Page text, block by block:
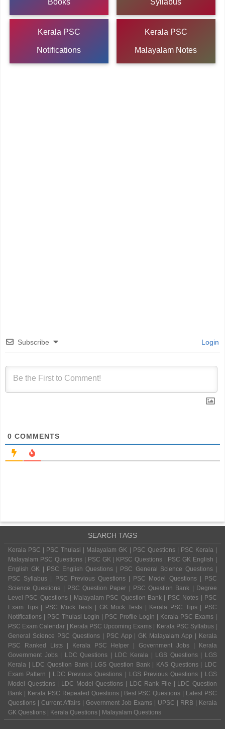
Kerala PSC
Notifications
Kerala PSC
Malayalam Notes
Subscribe Login
0 COMMENTS
SEARCH TAGS
Kerala PSC | PSC Thulasi | Malayalam GK | PSC Questions | PSC Kerala |
Malayalam PSC Questions | PSC GK | KPSC Questions | PSC GK English |
English GK | PSC English Questions | PSC General Science Questions |
PSC Syllabus | PSC Previous Questions | PSC Model Questions | PSC
Science Questions | PSC Question Paper | PSC Question Bank | Degree
Level PSC Questions | Malayalam PSC Question Bank | PSC Notes | PSC
Exam Tips | PSC Mock Tests | GK Mock Tests | Kerala PSC Tips | PSC
Notifications | PSC Thulasi Login | PSC Profile Login | Kerala PSC Exams |
PSC Exam Calendar | Kerala PSC Upcoming Exams | Kerala PSC Syllabus |
General Science PSC Questions | PSC App | GK Malayalam App | Kerala
PSC Ranked Lists | Kerala PSC Helper | Government Jobs | Kerala
Government Jobs | LDC Questions | LDC Kerala | LGS Questions | LGS
Kerala | LDC Question Bank | LGS Question Bank | KAS Questions | LDC
Exam Pattern | LDC Previous Questions | LGS Previous Questions | LGS
Model Questions | LDC Model Questions | LDC Rank File | LDC Question
Bank | Kerala PSC Repeated Questions | Best PSC Questions | Latest PSC
Questions | Current Affairs | Government Job Exams | UPSC | RRB | Kerala
GK Questions | Kerala Questions | Malayalam Questions